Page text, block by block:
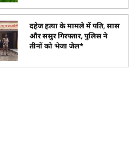
दहेज हत्या के मामले में पति, सास
और ससुर गिरफ्तार, पुलिस ने
तीनों को भेजा जेल*